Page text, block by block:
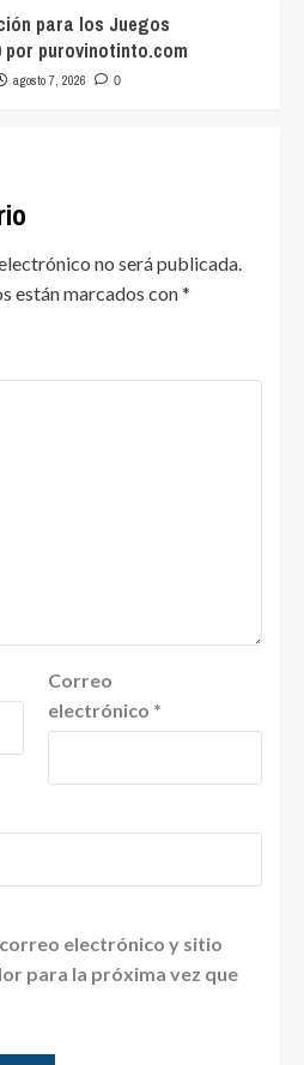
para los Juegos
por purovinotinto.com
agosto 7, 2026 0
no será publicada.
están marcados con*
Correo
electrónico *
electrónico y sitio
para la próxima vez que